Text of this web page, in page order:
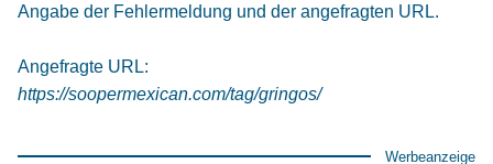
Angabe der Fehlermeldung und der angefragten URL.
Angefragte URL:
https://soopermexican.com/tag/gringos/
Werbeanzeige